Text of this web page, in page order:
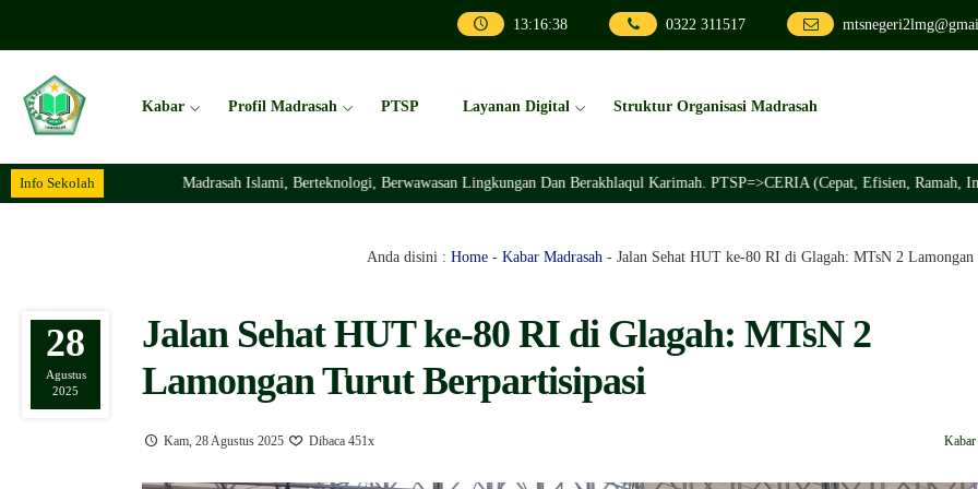
13:16:40 0322 311517
Kabar Profil Madrasah PTSP Layanan Digital Struktur Organisasi Madrasah
Info Sekolah Madrasah Islami, Berteknologi, Berwawasan Lingkungan Dan Berakhlaqul Karimah. PTSP=>CERIA (Cepat, Efisien, Ramah, Inovatif,
Anda disini : Home- Kabar Madrasah- Jalan Sehat HUT ke-80 RI di Glagah: MTsN 2
28
Agustus
2025
Jalan Sehat HUT ke-80 RI di Glagah: MTsN 2
Lamongan Turut Berpartisipasi
Kam, 28 Agustus 2025 Dibaca 451x